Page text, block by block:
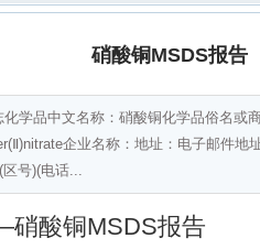
硝酸铜MSDS报告
学品中文名称：硝酸铜化学品俗名或
企业名称：地址：电子邮件地
号)(电话...
酸铜MSDS报告